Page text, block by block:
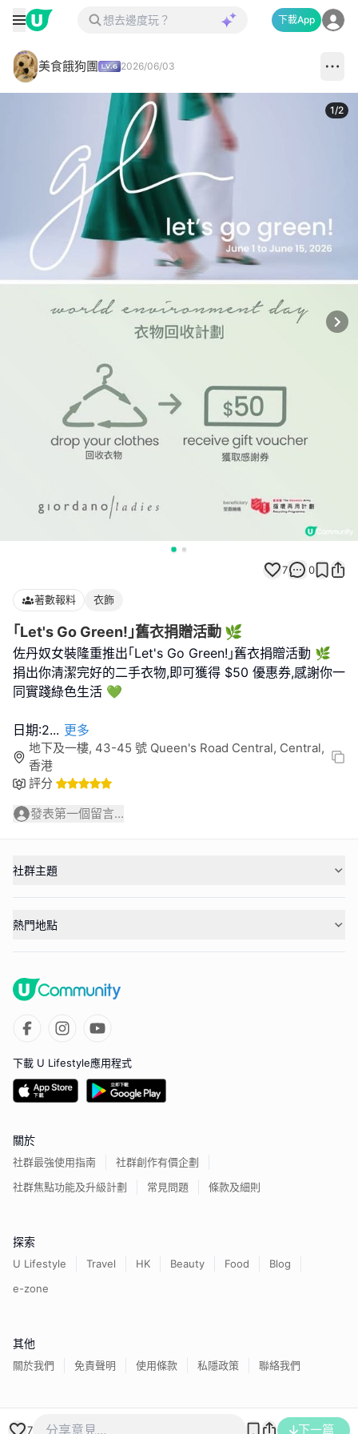
下載App
美食餓狗團 2026/06/03
1/2
7 0
著數報料 衣飾
｢Let's Go Green!｣舊衣捐贈活動 🌿
佐丹奴女裝隆重推出｢Let's Go Green!｣舊衣捐贈活動 🌿
捐出你清潔完好的二手衣物,即可獲得 $50 優惠券,感謝你一
同實踐綠色生活 💚
日期:2... 更多
地下及一樓, 43-45 號 Queen's Road Central, Central,
香港
評分
發表第一個留言...
7 下一篇
社群主題
熱門地點
下載 U Lifestyle應用程式
關於
社群最強使用指南
社群創作有價企劃
社群焦點功能及升級計劃
常見問題 條款及細則
探索
U Lifestyle Travel HK Beauty Food
Blog
e-zone
其他
關於我們 免責聲明 使用條款 私隱政策 聯絡我們
香港經濟日報版權所有©